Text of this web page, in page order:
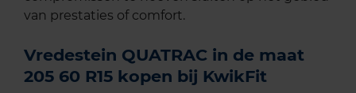
van prestaties of comfort.
Vredestein QUATRAC in de maat
205 60 R15 kopen bij KwikFit